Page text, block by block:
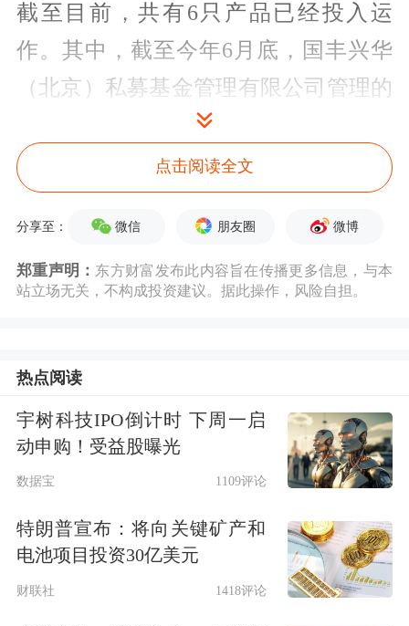
截至目前，共有6只产品已经投入运
作。其中，截至今年6月底，国丰兴华
（北京）私募基金管理有限公司管理的
3只私募证券投资基金重仓了7只A股股
票。
具体来看，Wind资讯数据显示，上述
资基金有限公司（以下简称“鸿鹄志远
中国电信
证券投资基金（以下简称“鸿鹄志远二
期”）重仓了
中国神华、中国石油；国
丰兴华鸿鹄志远三期私募证券投资基金
1号重仓了中国石化 大秦铁路。
点击阅读全文
分享至： 微信 朋友圈 微博
郑重声明： 东方财富发布此内容旨在传播更多信息，与本
站立场无关，不构成投资建议。据此操作，风险自担。
热点阅读
宇树科技IPO倒计时 下周一启
动申购！受益股曝光
数据宝 1109评论
特朗普宣布：将向关键矿产和
电池项目投资30亿美元
财联社 1418评论